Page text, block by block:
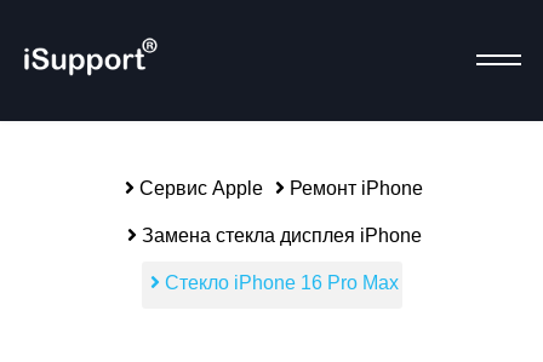
Сервис Apple Ремонт iPhone
Замена стекла дисплея iPhone
Стекло iPhone 16 Pro Max